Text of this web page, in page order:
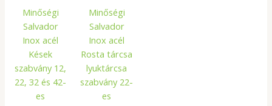
Minőségi
Salvador
Inox acél
Kések
szabvány 12,
22, 32 és 42-
es
Minőségi
Salvador
Inox acél
Rosta tárcsa
lyuktárcsa
szabvány 22-
es